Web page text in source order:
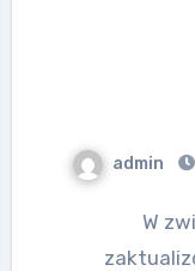
admin
W związku z koniecznością